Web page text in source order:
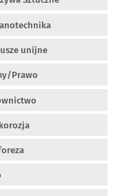
unijne
Prawo